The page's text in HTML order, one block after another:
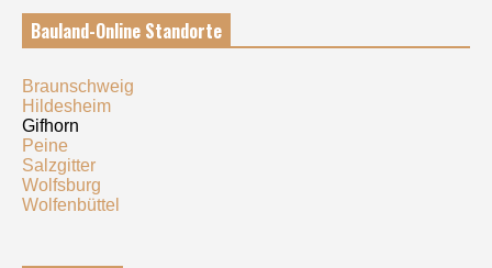
Bauland-Online Standorte
Braunschweig
Hildesheim
Gifhorn
Peine
Salzgitter
Wolfsburg
Wolfenbüttel